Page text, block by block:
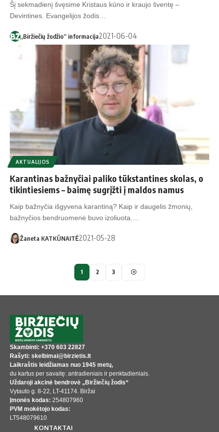
Šį sekmadienį švęsime Kristaus kūno ir kraujo šventę –
Devintines. Evangelijos žodis…
„Biržiečių žodžio“ informacija2021-06-04
AKTUALIJOS
Karantinas bažnyčiai paliko tūkstantines skolas, o
tikintiesiems – baimę sugrįžti į maldos namus
Kaip bažnyčia išgyvena karantiną? Kaip ir daugelis žmonių,
bažnyčios bendruomenė buvo izoliuota.…
Žaneta KATKŪNAITĖ2021-05-28
1 2 3
Skambinti: +370 603 22827
Rašyti: skelbimai@birzietis.lt
Laikraštis leidžiamas nuo 1945 metų,
du kartus per savaitę: antradieniais ir penktadieniais.
Uždaroji akcinė bendrovė „Biržiečių žodis“
Vytauto g. 8-22, LT-41174. Biržai
Įmonės kodas: 254807960
PVM mokėtojo kodas:
LT548079610
KONTAKTAI